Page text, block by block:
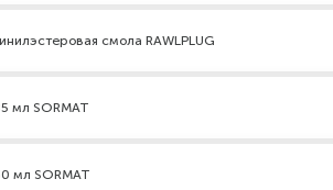
смола RAWLPLUG
мл SORMAT
мл SORMAT